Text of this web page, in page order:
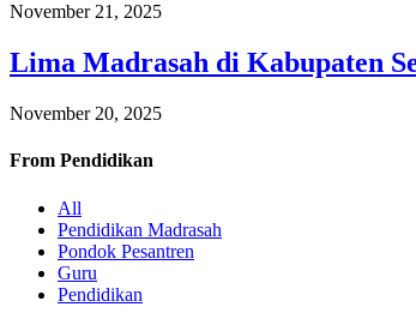
November 21, 2025
Lima Madrasah di Kabupaten
November 20, 2025
From Pendidikan
All
Pendidikan Madrasah
Pondok Pesantren
Guru
Pendidikan